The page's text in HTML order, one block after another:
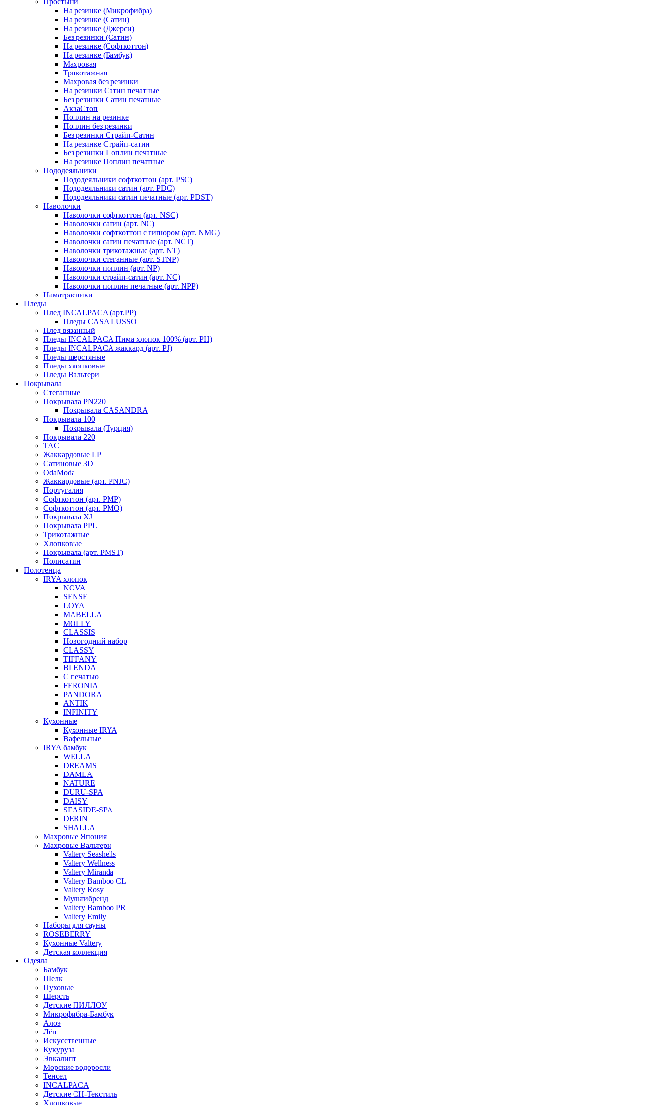
Простыни
На резинке (Микрофибра)
На резинке (Сатин)
На резинке (Джерси)
Без резинки (Сатин)
На резинке (Софткоттон)
На резинке (Бамбук)
Махровая
Трикотажная
Махровая без резинки
На резинки Сатин печатные
Без резинки Сатин печатные
АкваСтоп
Поплин на резинке
Поплин без резинки
Без резинки Страйп-Сатин
На резинке Страйп-сатин
Без резинки Поплин печатные
На резинке Поплин печатные
Пододеяльники
Пододеяльники софткоттон (арт. PSC)
Пододеяльники сатин (арт. PDC)
Пододеяльники сатин печатные (арт. PDST)
Наволочки
Наволочки софткоттон (арт. NSC)
Наволочки сатин (арт. NC)
Наволочки софткоттон с гипюром (арт. NMG)
Наволочки сатин печатные (арт. NCT)
Наволочки трикотажные (арт. NT)
Наволочки стеганные (арт. STNP)
Наволочки поплин (арт. NP)
Наволочки страйп-сатин (арт. NC)
Наволочки поплин печатные (арт. NPP)
Наматрасники
Пледы
Плед INCALPACA (арт.PP)
Пледы CASA LUSSO
Плед вязанный
Пледы INCALPACA Пима хлопок 100% (арт. PH)
Пледы INCALPACA жаккард (арт. PJ)
Пледы шерстяные
Пледы хлопковые
Пледы Вальтери
Покрывала
Стеганные
Покрывала PN220
Покрывала CASANDRA
Покрывала 100
Покрывала (Турция)
Покрывала 220
TAC
Жаккардовые LP
Сатиновые 3D
OdaModa
Жаккардовые (арт. PNJC)
Португалия
Софткоттон (арт. PMP)
Софткоттон (арт. PMO)
Покрывала XJ
Покрывала PPL
Трикотажные
Хлопковые
Покрывала (арт. PMST)
Полисатин
Полотенца
IRYA хлопок
NOVA
SENSE
LOYA
MABELLA
MOLLY
CLASSIS
Новогодний набор
CLASSY
TIFFANY
BLENDA
С печатью
FERONIA
PANDORA
ANTIK
INFINITY
Кухонные
Кухонные IRYA
Вафельные
IRYA бамбук
WELLA
DREAMS
DAMLA
NATURE
DURU-SPA
DAISY
SEASIDE-SPA
DERIN
SHALLA
Махровые Япония
Махровые Вальтери
Valtery Seashells
Valtery Wellness
Valtery Miranda
Valtery Bamboo CL
Valtery Rosy
Мультибренд
Valtery Bamboo PR
Valtery Emily
Наборы для сауны
ROSEBERRY
Кухонные Valtery
Детская коллекция
Одеяла
Бамбук
Шелк
Пуховые
Шерсть
Детские ПИЛЛОУ
Микрофибра-Бамбук
Алоэ
Лён
Искусственные
Кукуруза
Эвкалипт
Морские водоросли
Тенсел
INCALPACA
Детские СН-Текстиль
Хлопковые